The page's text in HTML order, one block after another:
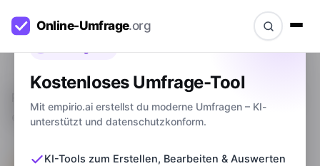
Kostenloses Umfrage-Tool
Mit empirio.ai erstellst du moderne Umfragen – KI-
unterstützt und datenschutzkonform.
KI-Tools zum Erstellen, Bearbeiten & Auswerten
es + Beispiele